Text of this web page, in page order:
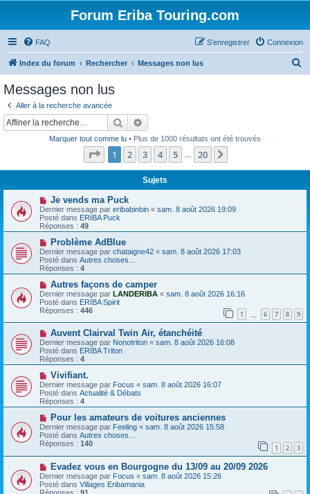
Forum Eriba Touring.com
FAQ Connexion
S’enregistrer
Index du forum Rechercher Messages non lus
Messages non lus
Aller à la recherche avancée
Rechercher
Marquer tout comme lu • Plus de 1000 résultats ont été trouvés
Page 1sur20
1 2 3 4 5 20
Sujets
N
o
u
v
e
a
u
m
e
s
a
g
e
Je vends ma Puck
Dernier message par eribabinbin « sam. 8 août 2026 19:09
Posté dans ERIBA Puck
Réponses : 49
N
o
u
v
e
u
m
e
s
s
a
g
e
Problème AdBlue
Dernier message par chataigne42 « sam. 8 août 2026 17:03
Posté dans Autres choses...
Réponses : 4
N
o
u
v
e
a
u
m
e
s
s
a
g
e
Autres façons de camper
Dernier message par LANDERIBA « sam. 8 août 2026 16:16
Posté dans ERIBA Spirit
Réponses : 446 1 6 7 8 9
N
o
u
v
e
a
m
e
s
s
a
g
e
Auvent Clairval Twin Air, étanchéité
Dernier message par Nonotriton « sam. 8 août 2026 16:08
Posté dans ERIBA Triton
Réponses : 4
N
o
u
v
e
a
u
m
e
s
s
a
g
e
Vivifiant.
Dernier message par Focus « sam. 8 août 2026 16:07
Posté dans Actualité & Débats
Réponses : 4
N
o
u
v
e
a
u
m
e
s
Pour les amateurs de voitures anciennes
Dernier message par Feeling « sam. 8 août 2026 15:58
Posté dans Autres choses...
Réponses : 140 1 2 3
N
o
u
v
Evadez vous en Bourgogne du 13/09 au 20/09 2026
Dernier message par Focus « sam. 8 août 2026 15:26
Posté dans Villages Eribamania